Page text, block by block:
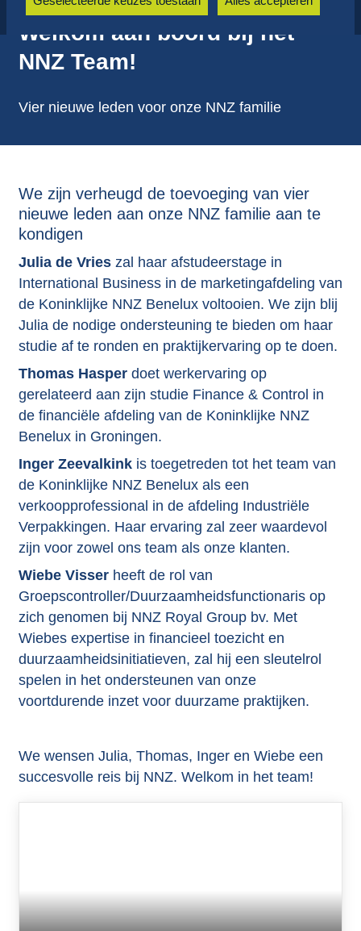
Welkom aan boord bij het
NNZ Team!
Vier nieuwe leden voor onze NNZ familie
We zijn verheugd de toevoeging van vier
nieuwe leden aan onze NNZ familie aan te
kondigen
Julia de Vrieszal haar afstudeerstage in
International Business in de marketingafdeling van
de Koninklijke NNZ Benelux voltooien. We zijn blij
Julia de nodige ondersteuning te bieden om haar
studie af te ronden en praktijkervaring op te doen.
Thomas Hasperdoet werkervaring op
gerelateerd aan zijn studie Finance & Control in
de financiële afdeling van de Koninklijke NNZ
Benelux in Groningen.
Inger Zeevalkinkis toegetreden tot het team van
de Koninklijke NNZ Benelux als een
verkoopprofessional in de afdeling Industriële
Verpakkingen. Haar ervaring zal zeer waardevol
zijn voor zowel ons team als onze klanten.
Wiebe Visserheeft de rol van
Groepscontroller/Duurzaamheidsfunctionaris op
zich genomen bij NNZ Royal Group bv. Met
Wiebes expertise in financieel toezicht en
duurzaamheidsinitiatieven, zal hij een sleutelrol
spelen in het ondersteunen van onze
voortdurende inzet voor duurzame praktijken.
We wensen Julia, Thomas, Inger en Wiebe een
succesvolle reis bij NNZ. Welkom in het team!